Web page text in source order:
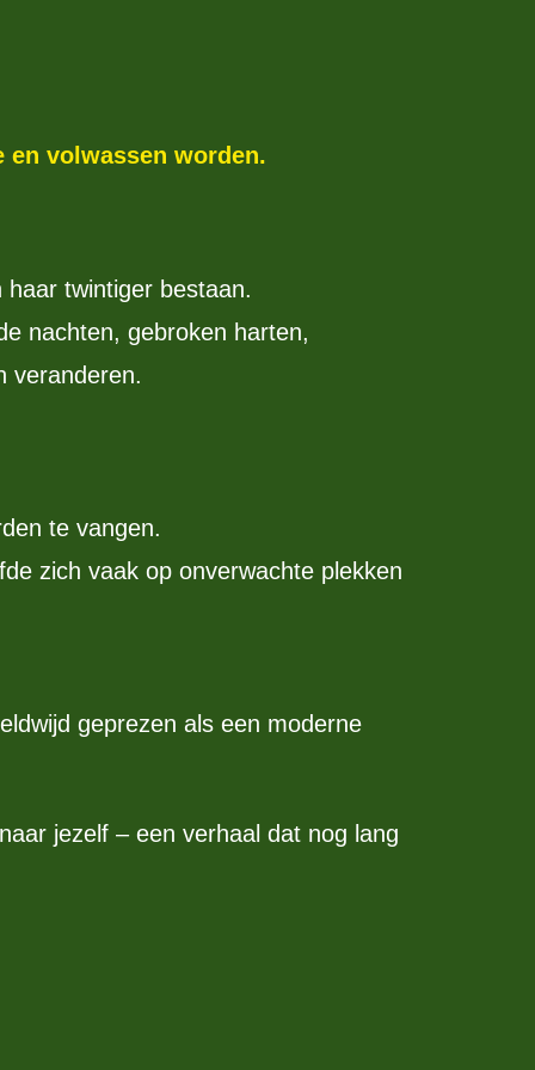
en volwassen worden.
twintiger bestaan.
nachten, gebroken harten,
veranderen.
te vangen.
zich vaak op onverwachte plekken
geprezen als een moderne
jezelf – een verhaal dat nog lang